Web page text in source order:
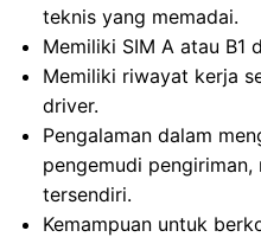
teknis yang memadai.
Memiliki SIM A atau B1
Memiliki riwayat kerja
driver.
Pengalaman dalam
pengemudi
tersendiri.
Kemampuan untuk